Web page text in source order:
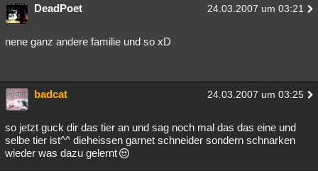
DeadPoet 24.03.2007 um 03:21
nene ganz andere familie und so xD
badcat 24.03.2007 um 03:25
so jetzt guck dir das tier an und sag noch mal das das eine und
selbe tier ist^^ dieheissen garnet schneider sondern schnarken
wieder was dazu gelernt